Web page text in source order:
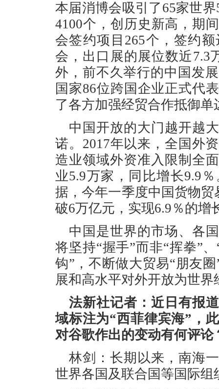
本届消博会吸引了65家世
4100个，创历史新高，期
会签约项目265个，签约
会，出口展的展位数近7.3
外，前不久举行的中国发
国家86位跨国企业正式代
了各方加强经贸合作抵御
中国开放的大门越开越
诺。2017年以来，全国外
造业领域外资准入限制全
业5.9万家，同比增长9.9
据，今年一季度中国货物
破6万亿元，实现6.9％的增
中国是世界的市场、各
将坚持“握手”而非“挥拳”
钩”，不断做大贸易“朋友
展和高水平对外开放为世
法新社记者：近日有报
域标注为“西菲律宾海”，
对谷歌作出的变动有何评论
林剑：长期以来，南海
世界各国及联合国等国际组